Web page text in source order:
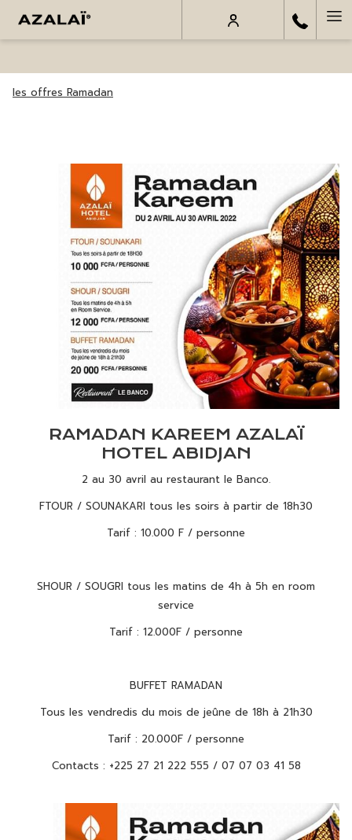
les offres Ramadan
RAMADAN KAREEM AZALAÏ
HOTEL ABIDJAN
2 au 30 avril au restaurant le Banco.
FTOUR / SOUNAKARI tous les soirs à partir de 18h30
Tarif : 10.000 F / personne
SHOUR / SOUGRI tous les matins de 4h à 5h en room
service
Tarif : 12.000F / personne
BUFFET RAMADAN
Tous les vendredis du mois de jeûne de 18h à 21h30
Tarif : 20.000F / personne
Contacts : +225 27 21 222 555 / 07 07 03 41 58